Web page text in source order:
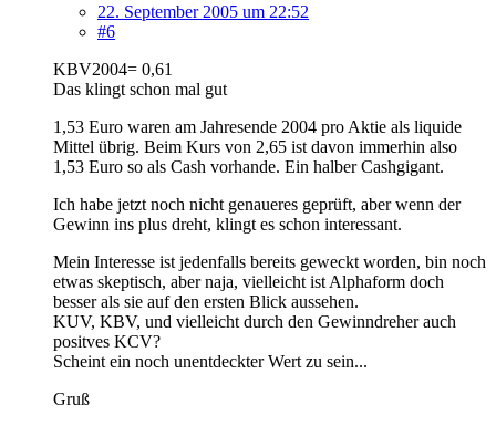
22. September 2005 um 22:52
#6
KBV2004= 0,61
Das klingt schon mal gut
1,53 Euro waren am Jahresende 2004 pro Aktie als liquide
Mittel übrig. Beim Kurs von 2,65 ist davon immerhin also
1,53 Euro so als Cash vorhande. Ein halber Cashgigant.
Ich habe jetzt noch nicht genaueres geprüft, aber wenn der
Gewinn ins plus dreht, klingt es schon interessant.
Mein Interesse ist jedenfalls bereits geweckt worden, bin noch
etwas skeptisch, aber naja, vielleicht ist Alphaform doch
besser als sie auf den ersten Blick aussehen.
KUV, KBV, und vielleicht durch den Gewinndreher auch
positves KCV?
Scheint ein noch unentdeckter Wert zu sein...
Gruß